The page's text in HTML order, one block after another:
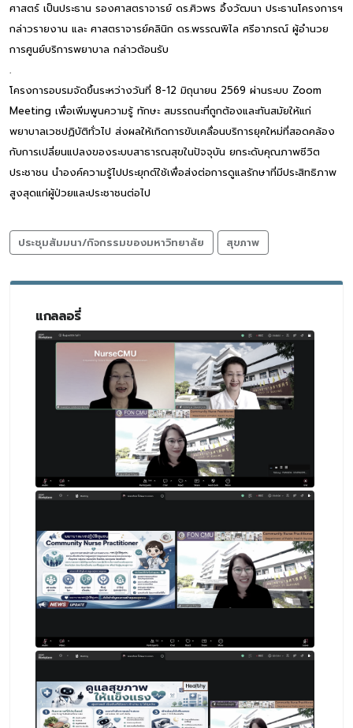
ศาสตร์ เป็นประธาน รองศาสตราจารย์ ดร.ศิวพร อึ้งวัฒนา ประธานโครงการฯ
กล่าวรายงาน และ ศาสตราจารย์คลินิก ดร.พรรณพิไล ศรีอาภรณ์ ผู้อำนวย
การศูนย์บริการพยาบาล กล่าวต้อนรับ
.
โครงการอบรมจัดขึ้นระหว่างวันที่ 8-12 มิถุนายน 2569 ผ่านระบบ Zoom
Meeting เพื่อเพิ่มพูนความรู้ ทักษะ สมรรถนะที่ถูกต้องและทันสมัยให้แก่
พยาบาลเวชปฏิบัติทั่วไป ส่งผลให้เกิดการขับเคลื่อนบริการยุคใหม่ที่สอดคล้อง
กับการเปลี่ยนแปลงของระบบสาธารณสุขในปัจจุบัน ยกระดับคุณภาพชีวิต
ประชาชน นำองค์ความรู้ไปประยุกต์ใช้เพื่อส่งต่อการดูแลรักษาที่มีประสิทธิภาพ
สูงสุดแก่ผู้ป่วยและประชาชนต่อไป
ประชุมสัมมนา/กิจกรรมของมหาวิทยาลัย สุขภาพ
แกลลอรี่